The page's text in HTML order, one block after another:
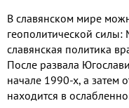
В славянском мире
геополитической силы:
славянская политика
После развала
начале 1990-х, а затем
находится в